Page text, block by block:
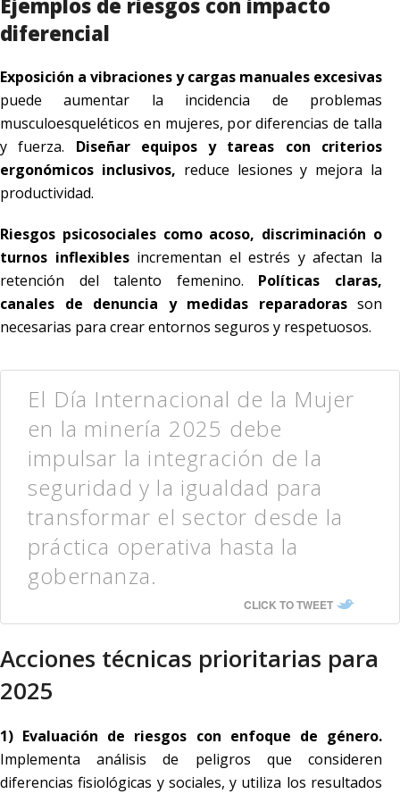
Ejemplos de riesgos con impacto
diferencial
Exposición a vibraciones y cargas manuales excesivas
puede aumentar la incidencia de problemas
musculoesqueléticos en mujeres, por diferencias de talla
y fuerza. Diseñar equipos y tareas con criterios
ergonómicos inclusivos, reduce lesiones y mejora la
productividad.
Riesgos psicosociales como acoso, discriminación o
turnos inflexiblesincrementan el estrés y afectan la
retención del talento femenino. Políticas claras,
canales de denuncia y medidas reparadorasson
necesarias para crear entornos seguros y respetuosos.
El Día Internacional de la Mujer
en la minería 2025 debe
impulsar la integración de la
seguridad y la igualdad para
transformar el sector desde la
práctica operativa hasta la
gobernanza.
CLICK TO TWEET
Acciones técnicas prioritarias para
2025
1) Evaluación de riesgos con enfoque de género.
Implementa análisis de peligros que consideren
diferencias fisiológicas y sociales, y utiliza los resultados